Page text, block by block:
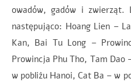
owadów, gadów i zwierząt.
następująco: Hoang Lien –
Kan, Bai Tu Long –
Prowincja Phu Tho, Tam
w pobliżu Hanoi, Cat Ba – w